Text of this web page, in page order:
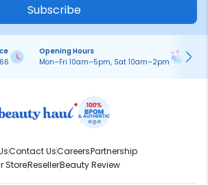
Subscribe
Opening Hours
Mon–Fri 10am–5pm, Sat 10am–2pm
Contact UsCareersPartnership
StoreResellerBeauty Review